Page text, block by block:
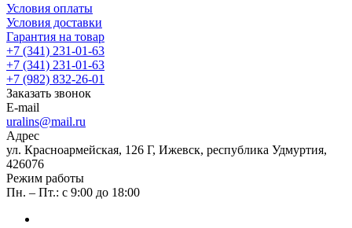
Условия оплаты
Условия доставки
Гарантия на товар
+7 (341) 231-01-63
+7 (341) 231-01-63
+7 (982) 832-26-01
Заказать звонок
E-mail
uralins@mail.ru
Адрес
ул. Красноармейская, 126 Г, Ижевск, республика Удмуртия,
426076
Режим работы
Пн. – Пт.: с 9:00 до 18:00